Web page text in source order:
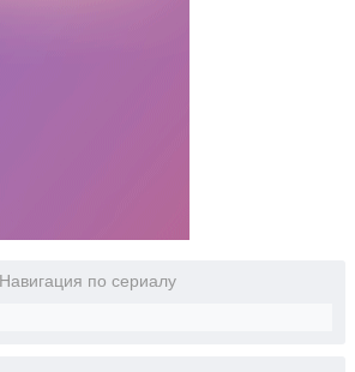
Навигация по сериалу